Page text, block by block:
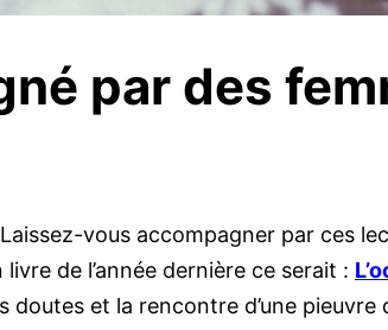
par des
vous accompagner par ces
de l’année dernière ce serait :
et la rencontre d’une